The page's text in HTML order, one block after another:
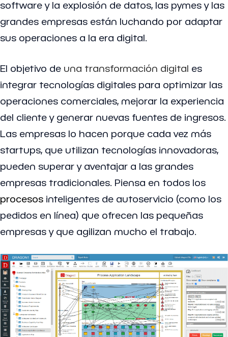
software y la explosión de datos, las pymes y las
grandes empresas están luchando por adaptar
sus operaciones a la era digital.
El objetivo de una transformación digital es
integrar tecnologías digitales para optimizar las
operaciones comerciales, mejorar la experiencia
del cliente y generar nuevas fuentes de ingresos.
Las empresas lo hacen porque cada vez más
startups, que utilizan tecnologías innovadoras,
pueden superar y aventajar a las grandes
empresas tradicionales. Piensa en todos los
procesos inteligentes de autoservicio (como los
pedidos en línea) que ofrecen las pequeñas
empresas y que agilizan mucho el trabajo.